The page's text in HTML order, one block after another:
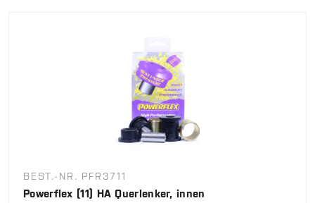
BEST.-NR. PFR3711
Powerflex (11) HA Querlenker, innen